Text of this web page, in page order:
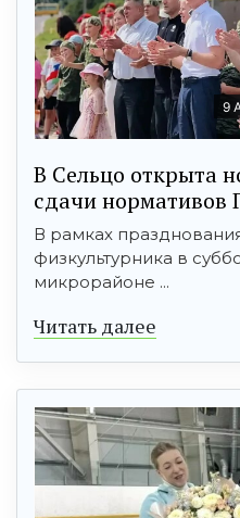
9
В Сельцо открыта
сдачи нормативов
В рамках
физкультурника в
микрорайоне ...
Читать далее